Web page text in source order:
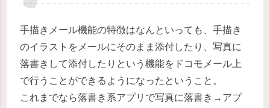
手描きメール機能の特徴はなんといっても、手描き
のイラストをメールにそのまま添付したり、写真に
落書きして添付したりという機能をドコモメール上
で行うことができるようになったということ。
これまでなら落書き系アプリで写真に落書き→アプ